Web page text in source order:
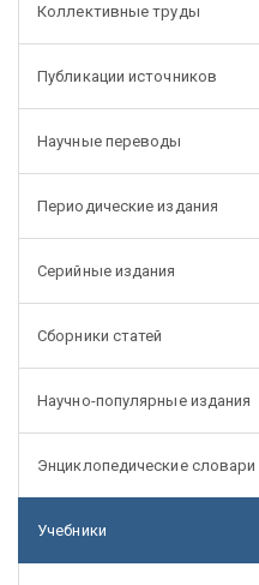
Коллективные труды
Публикации источников
Научные переводы
Периодические издания
Серийные издания
Сборники статей
Научно-популярные издания
Энциклопедические словари
Учебники